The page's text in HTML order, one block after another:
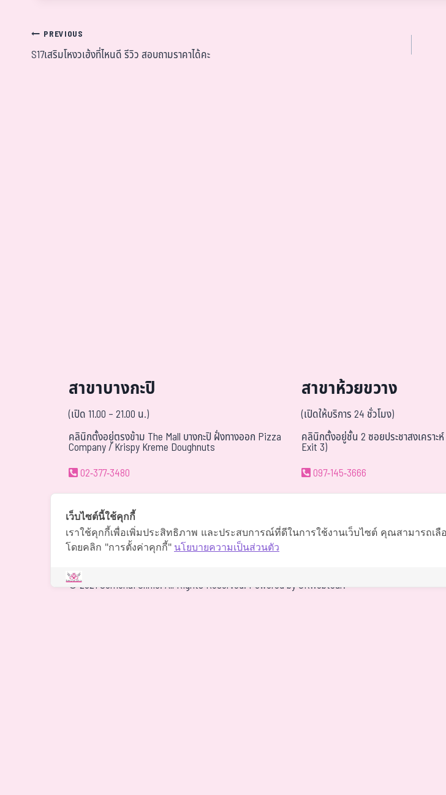
PREVIOUS
S17เสริมโหงวเฮ้งที่ไหนดี รีวิว สอบถามราคาได้คะ
สาขาบางกะปิ
(เปิด 11.00 – 21.00 น.)
คลินิกตั้งอยู่ตรงข้าม The Mall บางกะปิ ฝั่งทางออก Pizza
Company / Krispy Kreme Doughnuts
02-377-3480
088-088-0294
สาขาห้วยขวาง
(เปิดให้บริการ 24 ชั่วโมง)
คลินิกตั้งอยู่ชั้น 2 ซอยประชาสงเคราะ
Exit 3)
097-145-3666
063-419-9595
©2021 Somchai Clinic. All Rights Reserved. Powered by OKWebtour.
เว็บไซต์นี้ใช้คุกกี้
เราใช้คุกกี้เพื่อเพิ่มประสิทธิภาพ และประสบการณ์ที่ดีในการใช้งานเว็บไซต์ คุณสามารถเ
โดยคลิก "การตั้งค่าคุกกี้" นโยบายความเป็นส่วนตัว